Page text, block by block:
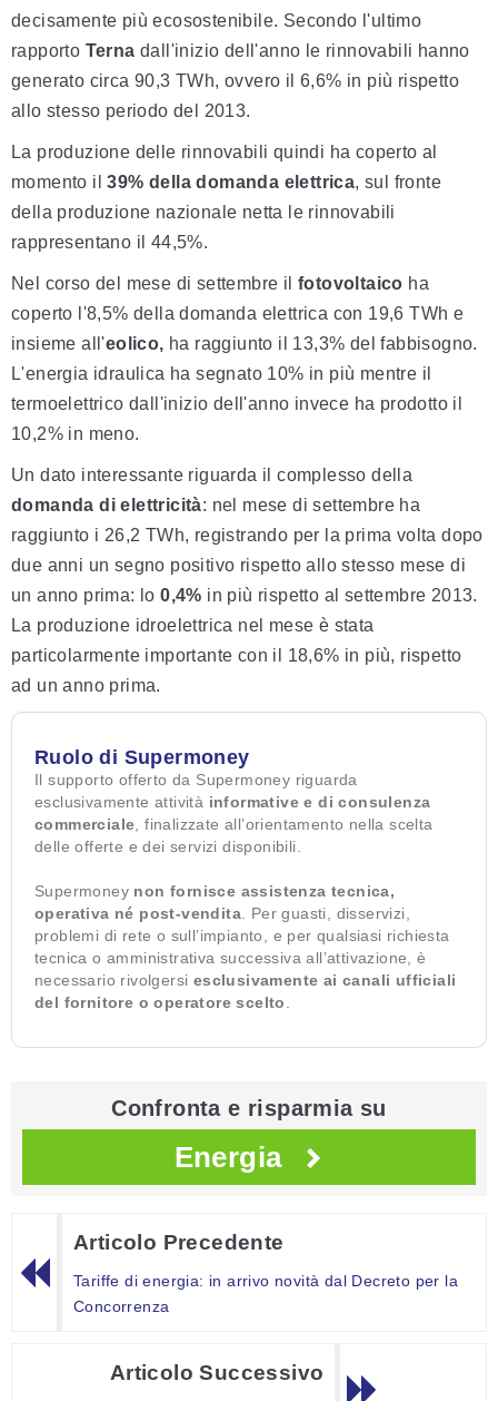
decisamente più ecosostenibile. Secondo l'ultimo
rapporto Terna dall'inizio dell'anno le rinnovabili hanno
generato circa 90,3 TWh, ovvero il 6,6% in più rispetto
allo stesso periodo del 2013.
La produzione delle rinnovabili quindi ha coperto al
momento il39% della domanda elettrica, sul fronte
della produzione nazionale netta le rinnovabili
rappresentano il 44,5%.
Nel corso del mese di settembre il fotovoltaico ha
coperto l'8,5% della domanda elettrica con 19,6 TWh e
insieme all'eolico, ha raggiunto il 13,3% del fabbisogno.
L'energia idraulica ha segnato 10% in più mentre il
termoelettrico dall'inizio dell'anno invece ha prodotto il
10,2% in meno.
Un dato interessante riguarda il complesso della
domanda di elettricità: nel mese di settembre ha
raggiunto i 26,2 TWh, registrando per la prima volta dopo
due anni un segno positivo rispetto allo stesso mese di
un anno prima: lo0,4% in più rispetto al settembre 2013.
La produzione idroelettrica nel mese è stata
particolarmente importante con il 18,6% in più, rispetto
ad un anno prima.
Ruolo di Supermoney
Il supporto offerto da Supermoney riguarda
esclusivamente attività informative e di consulenza
commerciale, finalizzate all’orientamento nella scelta
delle offerte e dei servizi disponibili.
Supermoney non fornisce assistenza tecnica,
operativa né post-vendita. Per guasti, disservizi,
problemi di rete o sull’impianto, e per qualsiasi richiesta
tecnica o amministrativa successiva all’attivazione, è
necessario rivolgersi esclusivamente ai canali ufficiali
del fornitore o operatore scelto.
Confronta e risparmia su
Energia
Articolo Precedente
Tariffe di energia: in arrivo novità dal Decreto per la
Concorrenza
Articolo Successivo